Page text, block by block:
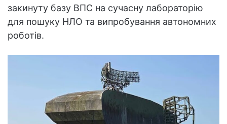
закинуту базу ВПС на сучасну лабораторію
для пошуку НЛО та випробування автономних
роботів.